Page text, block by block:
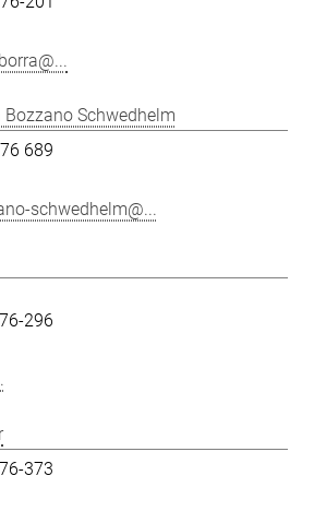
Schwedhelm
689
schwedhelm@...
296
373